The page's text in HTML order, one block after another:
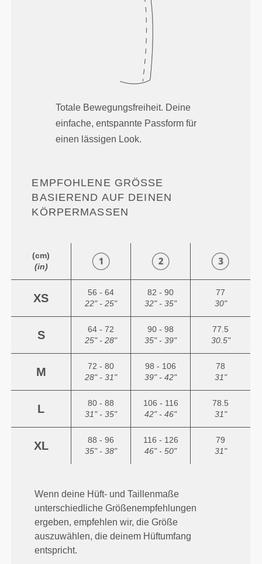
Totale Bewegungsfreiheit. Deine
einfache, entspannte Passform für
einen lässigen Look.
EMPFOHLENE GRÖSSE B
ASIEREND AUF DEINEN K
ÖRPERMASSEN
(cm)
(in)
XS
56 - 64
22" - 25"
82 - 90
32" - 35"
77
30"
S
64 - 72
25" - 28"
90 - 98
35" - 39"
77.5
30.5"
M
72 - 80
28" - 31"
98 - 106
39" - 42"
78
31"
L
80 - 88
31" - 35"
106 - 116
42" - 46"
78.5
31"
XL
88 - 96
35" - 38"
116 - 126
46" - 50"
79
31"
Wenn deine Hüft- und Taillenmaße
unterschiedliche Größenempfehlungen
ergeben, empfehlen wir, die Größe
auszuwählen, die deinem Hüftumfang
entspricht.